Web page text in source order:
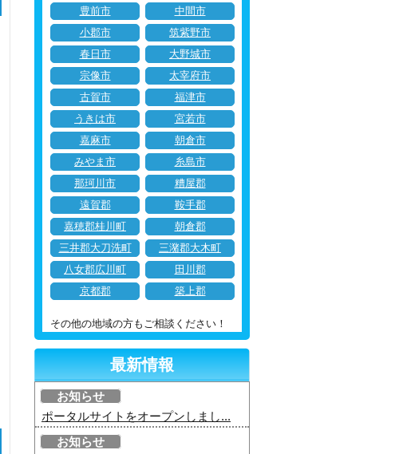
豊前市
中間市
小郡市
筑紫野市
春日市
大野城市
宗像市
太宰府市
古賀市
福津市
うきは市
宮若市
嘉麻市
朝倉市
みやま市
糸島市
那珂川市
糟屋郡
遠賀郡
鞍手郡
嘉穂郡桂川町
朝倉郡
三井郡大刀洗町
三潴郡大木町
八女郡広川町
田川郡
京都郡
築上郡
その他の地域の方もご相談ください！
最新情報
お知らせ
ポータルサイトをオープンしまし...
お知らせ